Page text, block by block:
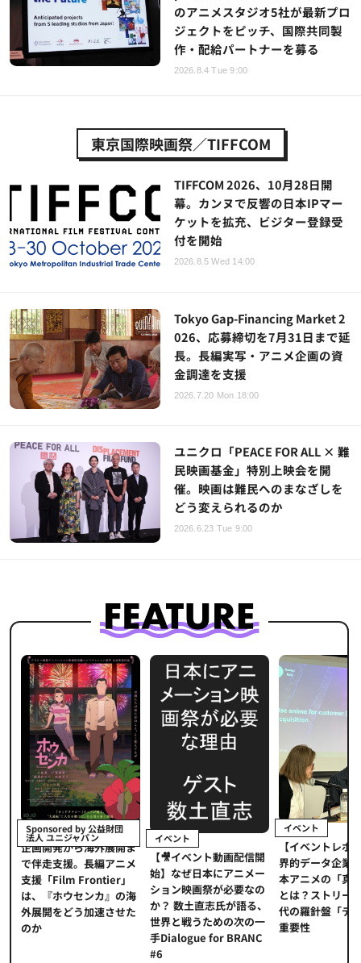
のアニメスタジオ5社が最新プロ
ジェクトをピッチ、国際共同製
作・配給パートナーを募る
2026.8.4 Tue 9:00
東京国際映画祭／TIFFCOM
TIFFCOM 2026、10月28日開
幕。カンヌで反響の日本IPマー
ケットを拡充、ビジター登録受
付を開始
2026.8.5 Wed 14:00
Tokyo Gap-Financing Market 2
026、応募締切を7月31日まで延
長。長編実写・アニメ企画の資
金調達を支援
2026.7.20 Mon 18:00
ユニクロ「PEACE FOR ALL × 難
民映画基金」特別上映会を開
催。映画は難民へのまなざしを
どう変えられるのか
2026.6.23 Tue 9:00
Sponsored by 公益財団
法人 ユニジャパン
企画開発から海外展開ま
で伴走支援。長編アニメ
支援「Film Frontier」
は、『ホウセンカ』の海
外展開をどう加速させた
のか
イベント
【🎥イベント動画配信開
始】なぜ日本にアニメー
ション映画祭が必要なの
か？ 数土直志氏が語る、
世界と戦うための次の一
手Dialogue for BRANC
#6
イベント
【イベントレポ
界的データ企業
本アニメの「真
とは？ストリー
代の羅針盤「デ
重要性